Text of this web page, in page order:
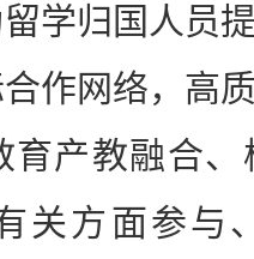
学归国人员
作网络，高
育产教融合
关方面参与